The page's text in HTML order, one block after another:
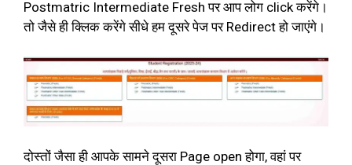
Postmatric Intermediate Fresh पर आप लोग click करेंगे।
तो जैसे ही क्लिक करेंगे सीधे हम दूसरे पेज पर Redirect हो जाएंगे।
दोस्तों जैसा ही आपके सामने दूसरा Page open होगा, वहां पर